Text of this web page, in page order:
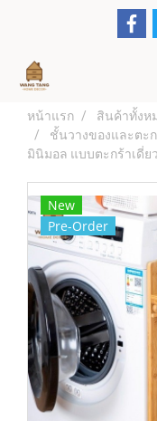
หน้าแรก สินค้าทั้งห
ชั้นวางของและตะ
มินิมอล แบบตะกร้าเดี่ย
New
Pre-Order